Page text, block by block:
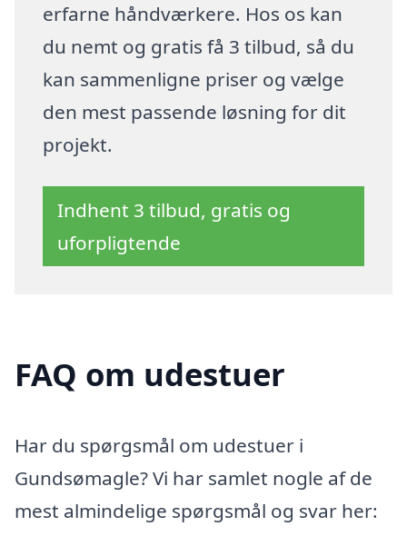
erfarne håndværkere. Hos os kan
du nemt og gratis få 3 tilbud, så du
kan sammenligne priser og vælge
den mest passende løsning for dit
projekt.
Indhent 3 tilbud, gratis og
uforpligtende
FAQ om udestuer
Har du spørgsmål om udestuer i
Gundsømagle? Vi har samlet nogle af de
mest almindelige spørgsmål og svar her: